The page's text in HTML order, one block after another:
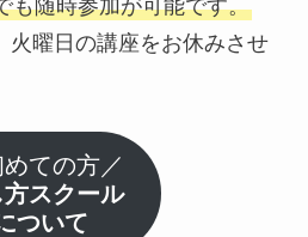
も随時参加が可能です。
火曜日の講座をお休みさせ
めての方／
スクール
ついて